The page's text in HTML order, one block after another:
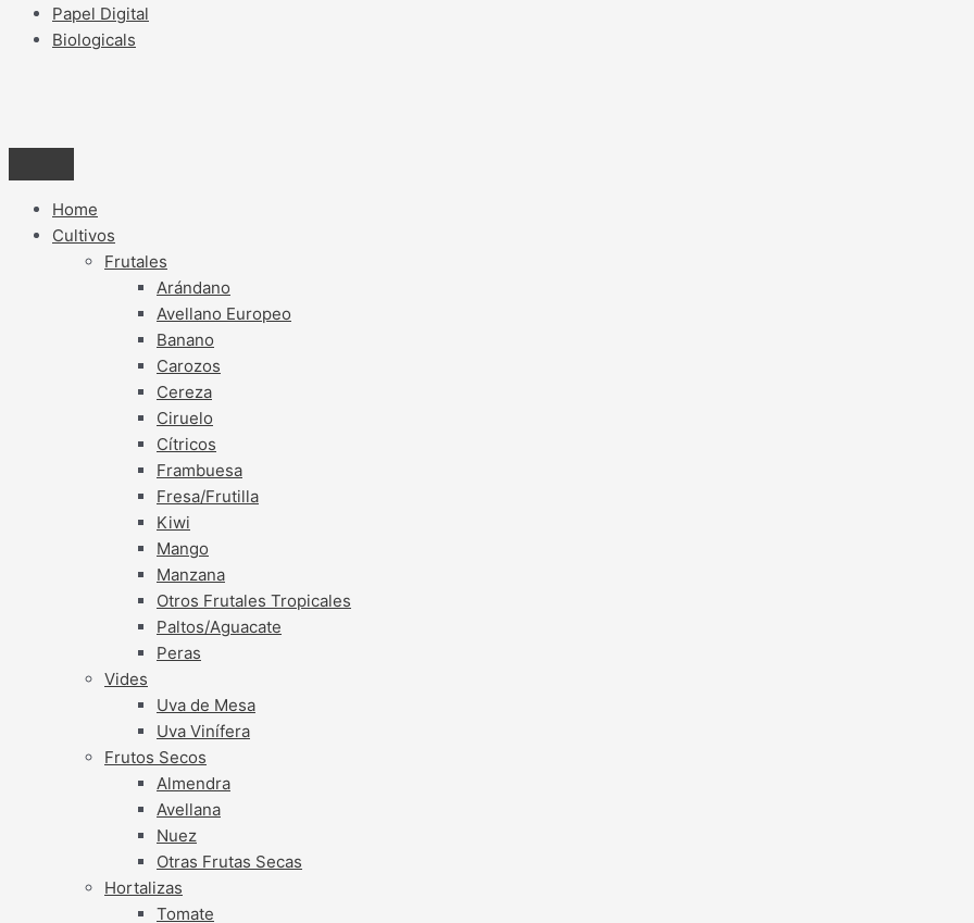
Papel Digital
Biologicals
Home
Cultivos
Frutales
Arándano
Avellano Europeo
Banano
Carozos
Cereza
Ciruelo
Cítricos
Frambuesa
Fresa/Frutilla
Kiwi
Mango
Manzana
Otros Frutales Tropicales
Paltos/Aguacate
Peras
Vides
Uva de Mesa
Uva Vinífera
Frutos Secos
Almendra
Avellana
Nuez
Otras Frutas Secas
Hortalizas
Tomate